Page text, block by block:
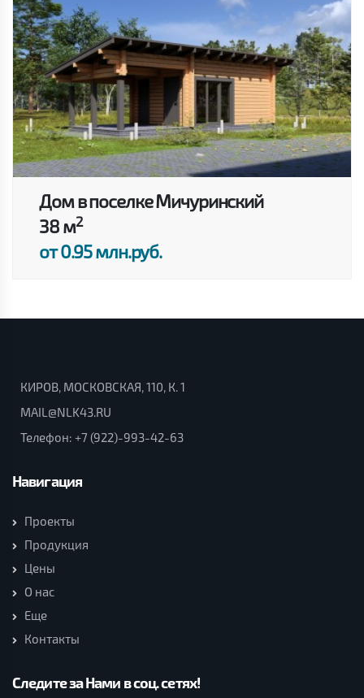
Дом в поселке Мичуринский
38 м2
от 0.95 млн.руб.
КИРОВ, МОСКОВСКАЯ, 110, К. 1
MAIL@NLK43.RU
Телефон: +7 (922)-993-42-63
Навигация
Проекты
Продукция
Цены
О нас
Еще
Контакты
Следите за Нами в соц. сетях!